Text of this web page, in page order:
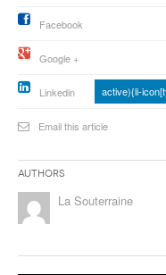
Facebook
Google +
Linkedin active){li-
Email this article
Authors
La Souterraine